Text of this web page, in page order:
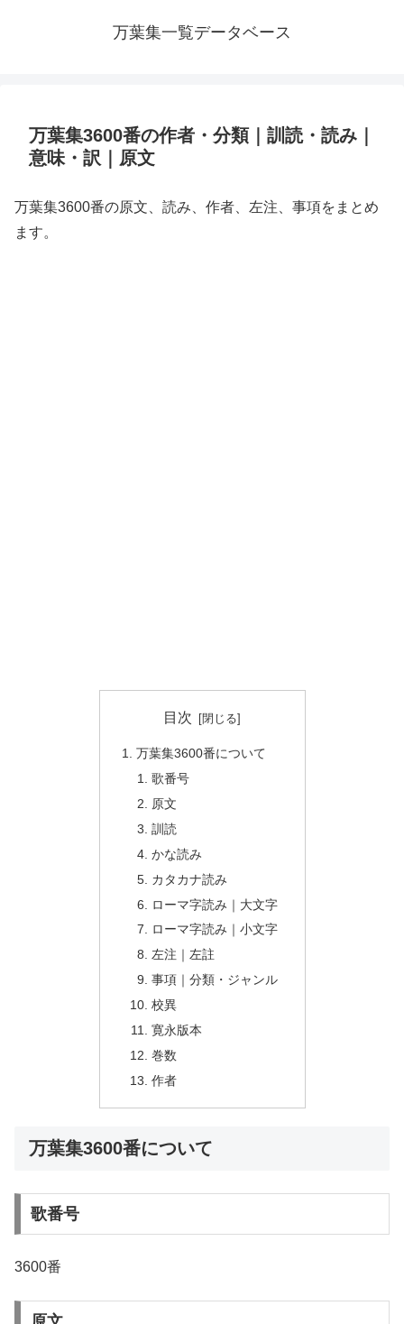
万葉集一覧データベース
万葉集3600番の作者・分類｜訓読・読み｜
意味・訳｜原文
万葉集3600番の原文、読み、作者、左注、事項をまとめ
ます。
目次
万葉集3600番について
歌番号
原文
訓読
かな読み
カタカナ読み
ローマ字読み｜大文字
ローマ字読み｜小文字
左注｜左註
事項｜分類・ジャンル
校異
寛永版本
巻数
作者
万葉集3600番について
歌番号
3600番